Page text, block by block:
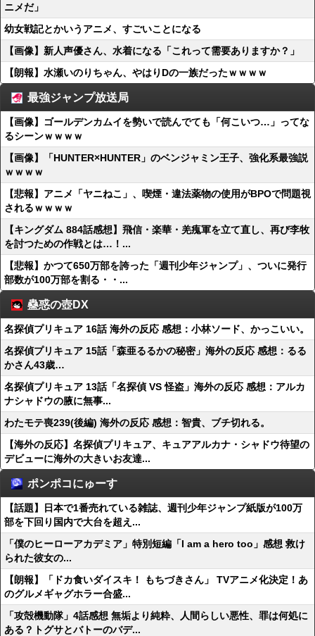
ニメだ」
幼女戦記とかいうアニメ、すごいことになる
【画像】新人声優さん、水着になる「これって需要ありますか？」
【朗報】水瀬いのりちゃん、やはりDの一族だったｗｗｗｗ
最強ジャンプ放送局
【画像】ゴールデンカムイを勢いで読んでても「何こいつ…」ってな
るシーンｗｗｗｗ
【画像】「HUNTER×HUNTER」のベンジャミン王子、強化系最強説
ｗｗｗｗ
【悲報】アニメ「ヤニねこ」、喫煙・違法薬物の使用がBPOで問題視
されるｗｗｗｗ
【キングダム 884話感想】飛信・楽華・羌瘣軍を立て直し、再び李牧
を討つための作戦とは…！...
【悲報】かつて650万部を誇った「週刊少年ジャンプ」、ついに発行
部数が100万部を割る・・...
蠱惑の壺DX
名探偵プリキュア 16話 海外の反応 感想：小林ソード、かっこいい。
名探偵プリキュア 15話「森亜るるかの秘密」海外の反応 感想：るる
かさん43歳…
名探偵プリキュア 13話「名探偵 VS 怪盗」海外の反応 感想：アルカ
ナシャドウの腋に無事...
わたモテ喪239(後編) 海外の反応 感想：智貴、ブチ切れる。
【海外の反応】名探偵プリキュア、キュアアルカナ・シャドウ待望の
デビューに海外の大きいお友達...
ポンポコにゅーす
【話題】日本で1番売れている雑誌、週刊少年ジャンプ紙版が100万
部を下回り国内で大台を超え...
「僕のヒーローアカデミア」特別短編「I am a hero too」感想 救け
られた彼女の...
【朗報】「ドカ食いダイスキ！ もちづきさん」 TVアニメ化決定！あ
のグルメギャグホラー合盛...
「攻殻機動隊」4話感想 無垢より純粋、人間らしい悪性、罪は何処に
ある？トグサとバトーのバデ...